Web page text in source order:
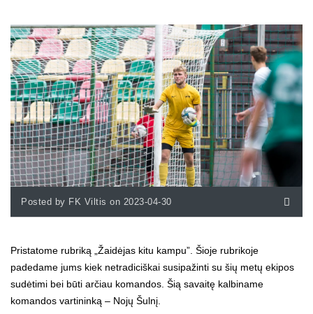
Posted by FK Viltis on 2023-04-30
Pristatome rubriką „Žaidėjas kitu kampu”. Šioje rubrikoje
padedame jums kiek netradiciškai susipažinti su šių metų ekipos
sudėtimi bei būti arčiau komandos. Šią savaitę kalbiname
komandos vartininką – Nojų Šulnį.